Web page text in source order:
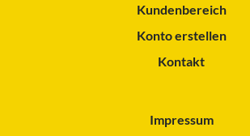
Kundenbereich
Konto erstellen
Kontakt
Impressum